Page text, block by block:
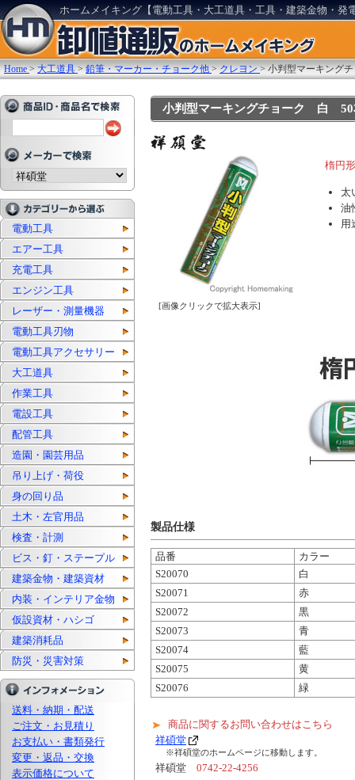
ホームメイキング【電動工具・大工道具・工具・建築金物・発
Home >大工道具 >鉛筆・マーカー・チョーク他 >クレヨン >小判型マーキング
電動工具
エアー工具
充電工具
エンジン工具
レーザー・測量機器
電動工具刃物
電動工具アクセサリー
大工道具
作業工具
電設工具
配管工具
造園・園芸用品
吊り上げ・荷役
身の回り品
土木・左官用品
検査・計測
ビス・釘・ステープル
建築金物・建築資材
内装・インテリア金物
仮設資材・ハシゴ
建築消耗品
防災・災害対策
送料・納期・配送
ご注文・お見積り
お支払い・書類発行
変更・返品・交換
表示価格について
小判型マーキングチョーク 白 50
[画像クリックで拡大表示]
楕円
太
油
用
製品仕様
品番
カラー
S20070
白
S20071
赤
S20072
黒
S20073
青
S20074
藍
S20075
黄
S20076
緑
商品に関するお問い合わせはこちら
祥碩堂
※祥碩堂のホームページに移動します。
祥碩堂 0742-22-4256